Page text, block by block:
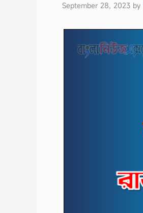
September 28, 2023 by